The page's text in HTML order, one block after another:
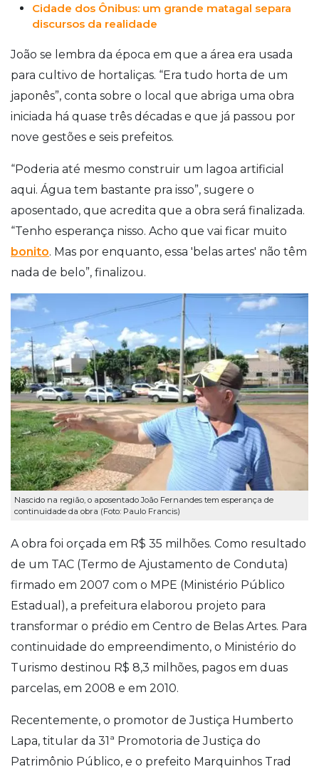
Cidade dos Ônibus: um grande matagal separa
discursos da realidade
João se lembra da época em que a área era usada
para cultivo de hortaliças. “Era tudo horta de um
japonês”, conta sobre o local que abriga uma obra
iniciada há quase três décadas e que já passou por
nove gestões e seis prefeitos.
“Poderia até mesmo construir um lagoa artificial
aqui. Água tem bastante pra isso”, sugere o
aposentado, que acredita que a obra será finalizada.
“Tenho esperança nisso. Acho que vai ficar muito
bonito. Mas por enquanto, essa 'belas artes' não têm
nada de belo”, finalizou.
Nascido na região, o aposentado João Fernandes tem esperança de
continuidade da obra (Foto: Paulo Francis)
A obra foi orçada em R$ 35 milhões. Como resultado
de um TAC (Termo de Ajustamento de Conduta)
firmado em 2007 com o MPE (Ministério Público
Estadual), a prefeitura elaborou projeto para
transformar o prédio em Centro de Belas Artes. Para
continuidade do empreendimento, o Ministério do
Turismo destinou R$ 8,3 milhões, pagos em duas
parcelas, em 2008 e em 2010.
Recentemente, o promotor de Justiça Humberto
Lapa, titular da 31ª Promotoria de Justiça do
Patrimônio Público, e o prefeito Marquinhos Trad